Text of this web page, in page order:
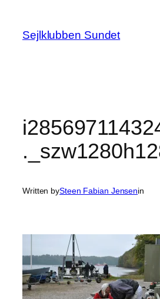
indhold
Sejlklubben Sundet
Written bySteen Fabian Jensenin